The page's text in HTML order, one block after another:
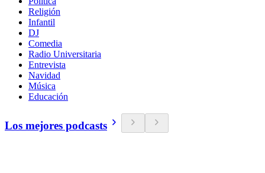
Religión
Infantil
DJ
Comedia
Radio Universitaria
Entrevista
Navidad
Música
Educación
Los mejores podcasts